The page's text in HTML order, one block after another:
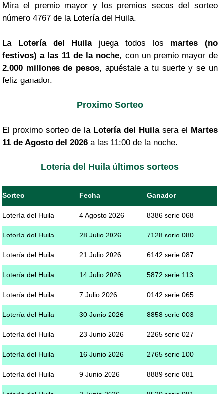
Mira el premio mayor y los premios secos del sorteo
número 4767 de la Lotería del Huila.
La Lotería del Huilajuega todos los martes (no
festivos) a las 11 de la noche, con un premio mayor de
2.000 millones de pesos, apuéstale a tu suerte y se un
feliz ganador.
Proximo Sorteo
El proximo sorteo de la Lotería del Huilasera el Martes
11 de Agosto del 2026 a las 11:00 de la noche.
Lotería del Huila últimos sorteos
Sorteo Fecha Ganador
Lotería del Huila 4 Agosto 2026 8386 serie 068
Lotería del Huila 28 Julio 2026 7128 serie 080
Lotería del Huila 21 Julio 2026 6142 serie 087
Lotería del Huila 14 Julio 2026 5872 serie 113
Lotería del Huila 7 Julio 2026 0142 serie 065
Lotería del Huila 30 Junio 2026 8858 serie 003
Lotería del Huila 23 Junio 2026 2265 serie 027
Lotería del Huila 16 Junio 2026 2765 serie 100
Lotería del Huila 9 Junio 2026 8889 serie 081